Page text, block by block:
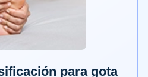
para gota